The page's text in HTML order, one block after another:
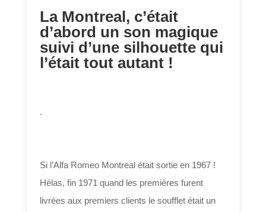
La Montreal, c’était
d’abord un son magique
suivi d’une silhouette qui
l’était tout autant !
.
Si l’Alfa Romeo Montreal était sortie en 1967 !
Hélas, fin 1971 quand les premières furent
livrées aux premiers clients le soufflet était un